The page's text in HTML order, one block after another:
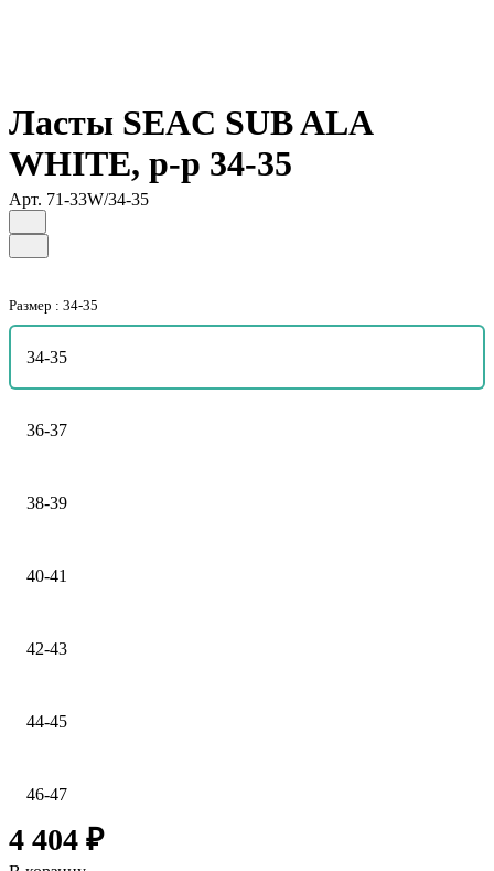
Ласты SEAC SUB ALA
WHITE, р-р 34-35
Арт. 71-33W/34-35
Размер : 34-35
34-35
36-37
38-39
40-41
42-43
44-45
46-47
4 404 ₽